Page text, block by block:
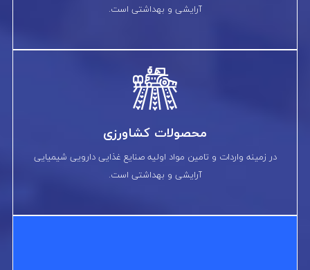
آرایشی و بهداشتی است.
محصولات کشاورزی
در زمینه واردات و تامین مواد اولیه صنایع غذایی دارویی شیمیایی
آرایشی و بهداشتی است.